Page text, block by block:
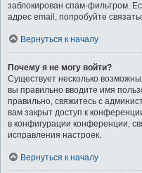
заблокирован спам-фильтром.
адрес email, попробуйте
Вернуться к началу
Почему я не могу войти?
Существует несколько
вы правильно вводите имя
правильно, свяжитесь с
вам закрыт доступ к
в конфигурации конференции,
исправления настроек.
Вернуться к началу